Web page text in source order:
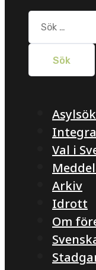
Sök
efter:
Val i
Arkiv
Idrott
Om